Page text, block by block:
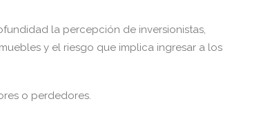
la percepción de inversionistas,
y el riesgo que implica ingresar a los
o perdedores.